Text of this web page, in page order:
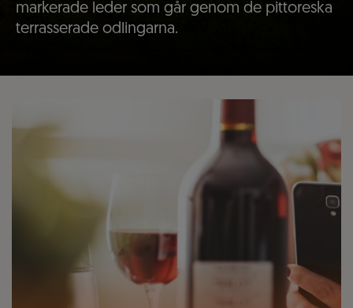
markerade leder som går genom de pittoreska
terrasserade odlingarna.